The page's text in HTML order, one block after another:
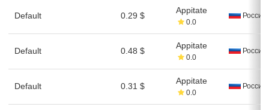
Default 0.29 $
Appitate
0.0
Россия
Default 0.48 $
Appitate
0.0
Россия
Default 0.31 $
Appitate
0.0
Россия